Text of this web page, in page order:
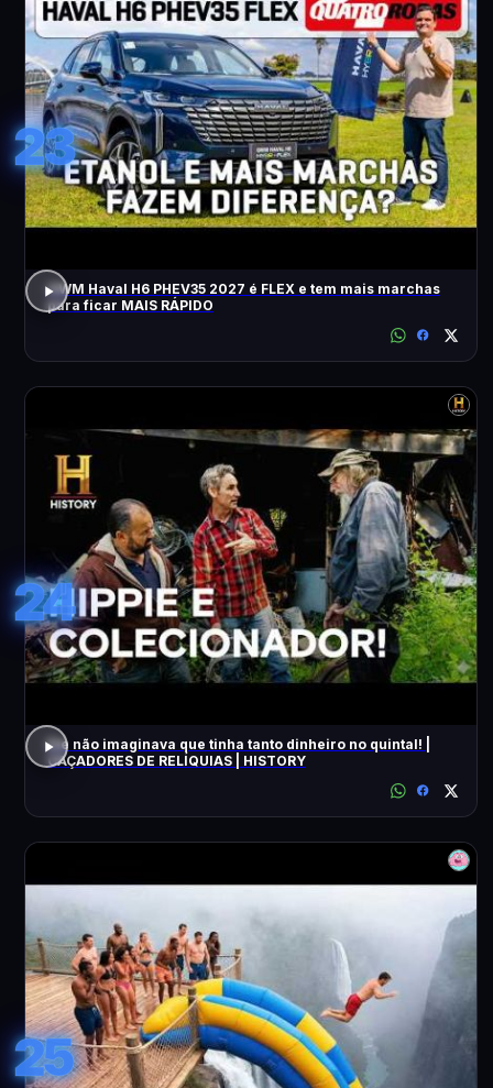
23
GWM Haval H6 PHEV35 2027 é FLEX e tem mais marchas
para ficar MAIS RÁPIDO
24
Ele não imaginava que tinha tanto dinheiro no quintal! |
CAÇADORES DE RELÍQUIAS | HISTORY
25